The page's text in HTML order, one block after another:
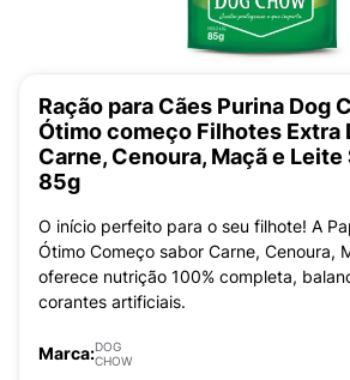
Ração para Cães Purina Dog
Ótimo começo Filhotes Extra
Carne, Cenoura, Maçã e Leite
85g
O início perfeito para o seu filhote! A
Ótimo Começo sabor Carne, Cenoura,
oferece nutrição 100% completa,
corantes artificiais.
Marca:DOG
CHOW